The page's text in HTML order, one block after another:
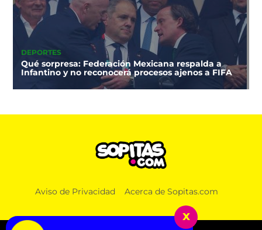
DEPORTES
Qué sorpresa: Federación Mexicana respalda a
Infantino y no reconocerá procesos ajenos a FIFA
cuatro binomios caninos que sirvieron por siete
Aviso de Privacidad Acerca de Sopitas.com
x